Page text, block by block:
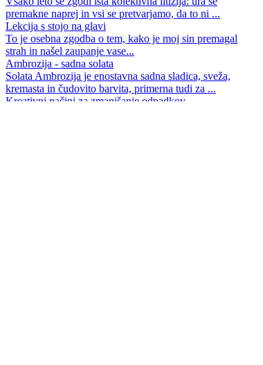
premakne naprej in vsi se pretvarjamo, da to ni ...
Lekcija s stojo na glavi
To je osebna zgodba o tem, kako je moj sin premagal
strah in našel zaupanje vase...
Ambrozija - sadna solata
Solata Ambrozija je enostavna sadna sladica, sveža,
kremasta in čudovito barvita, primerna tudi za ...
Kreativni načini za zmanjšanje odpadkov